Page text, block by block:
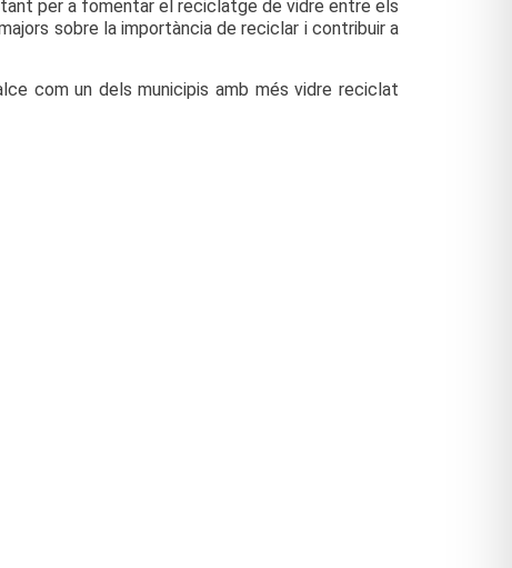
per a fomentar el reciclatge de vidre entre els
sobre la importància de reciclar i contribuir a
com un dels municipis amb més vidre reciclat